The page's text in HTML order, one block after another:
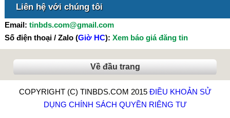
Liên hệ với chúng tôi
Email: tinbds.com@gmail.com
Số điện thoại / Zalo (Giờ HC): Xem báo giá đăng tin
Về đầu trang
COPYRIGHT (C) TINBDS.COM 2015 ĐIỀU KHOẢN SỬ
DỤNG CHÍNH SÁCH QUYỀN RIÊNG TƯ